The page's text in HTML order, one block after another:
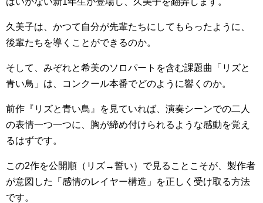
久美子は、かつて自分が先輩たちにしてもらったように、
後輩たちを導くことができるのか。
そして、みぞれと希美のソロパートを含む課題曲「リズと
青い鳥」は、コンクール本番でどのように響くのか。
前作『リズと青い鳥』を見ていれば、演奏シーンでの二人
の表情一つ一つに、胸が締め付けられるような感動を覚え
るはずです。
この2作を公開順（リズ→誓い）で見ることこそが、製作者
が意図した「感情のレイヤー構造」を正しく受け取る方法
です。